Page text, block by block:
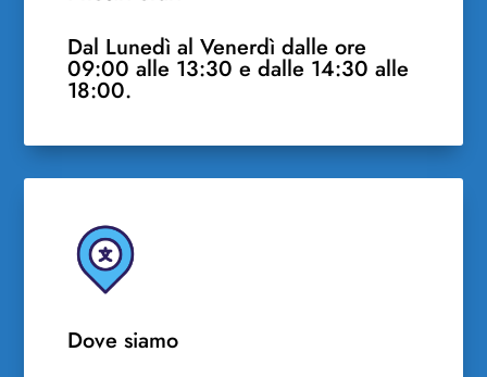
Dal Lunedì al Venerdì dalle ore
09:00 alle 13:30 e dalle 14:30 alle
18:00.
Dove siamo